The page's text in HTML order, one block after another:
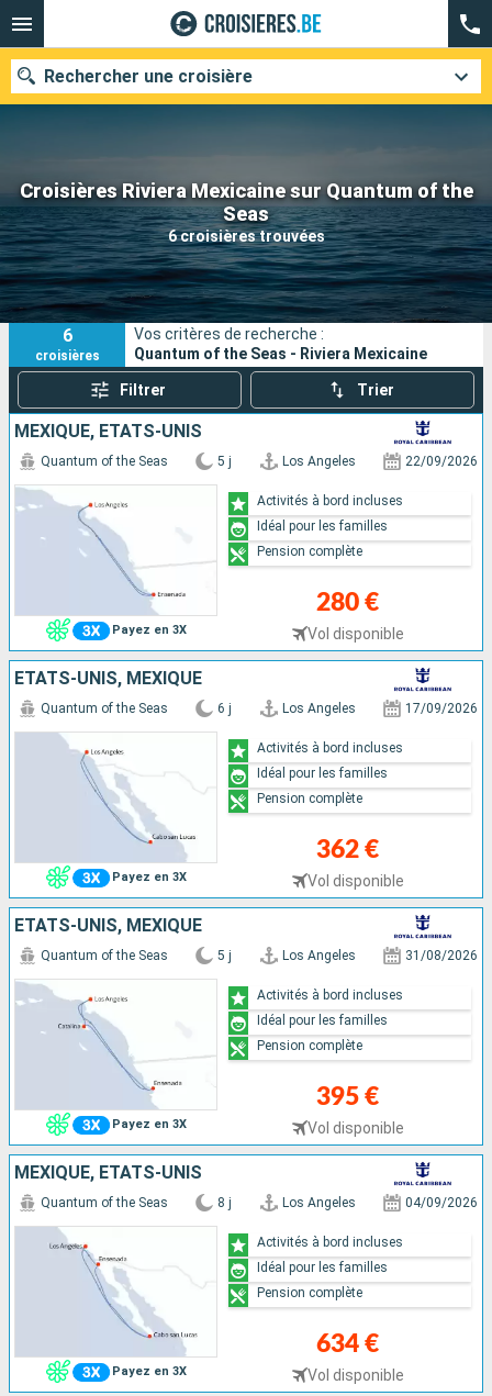
Croisières Riviera Mexicaine sur Quantum of the
Seas
6 croisières trouvées
Rechercher une croisière
Nos destinations
Mois de départ
Ports Compagnies
Rechercher
6
croisières
Vos critères de recherche :
Quantum of the Seas - Riviera Mexicaine
Filtrer Trier
MEXIQUE, ÉTATS-UNIS
Payez en 3X
Quantum of the Seas 5 j Los Angeles 22/09/2026
280 €
Vol disponible
Activités à bord incluses
Idéal pour les familles
Pension complète
ÉTATS-UNIS, MEXIQUE
Payez en 3X
Quantum of the Seas 6 j Los Angeles 17/09/2026
362 €
Vol disponible
Activités à bord incluses
Idéal pour les familles
Pension complète
ÉTATS-UNIS, MEXIQUE
Payez en 3X
Quantum of the Seas 5 j Los Angeles 31/08/2026
395 €
Vol disponible
Activités à bord incluses
Idéal pour les familles
Pension complète
MEXIQUE, ÉTATS-UNIS
Payez en 3X
Quantum of the Seas 8 j Los Angeles 04/09/2026
634 €
Vol disponible
Activités à bord incluses
Idéal pour les familles
Pension complète